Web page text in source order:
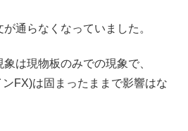
通らなくなっていました。
は現物板のみでの現象で、
FX)は固まったままで影響はな